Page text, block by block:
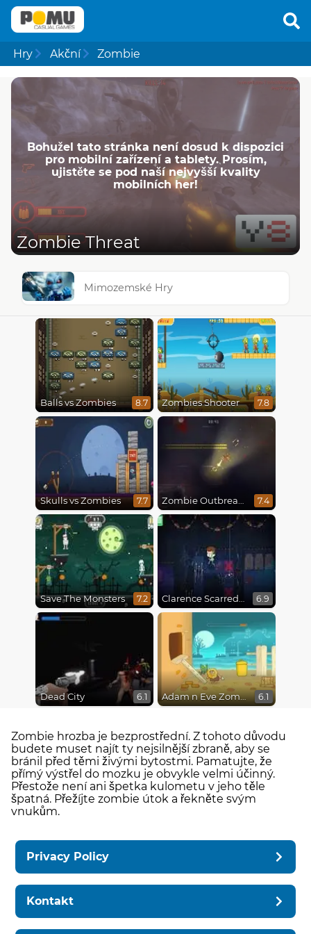
Hry Akční Zombie
Bohužel tato stránka není dosud k dispozici
pro mobilní zařízení a tablety. Prosím,
ujistěte se pod naší nejvyšší kvality
mobilních her!
Zombie Threat
Mimozemské Hry
Balls vs Zombies 8.7 Zombies Shooter 7.8
Skulls vs Zombies 7.7 Zombie Outbreak Arena 7.4
Save The Monsters 7.2 Clarence Scarred Silly 6.9
Dead City 6.1 Adam n Eve Zombies 6.1
Zombie hrozba je bezprostřední. Z tohoto důvodu
budete muset najít ty nejsilnější zbraně, aby se
bránil před těmi živými bytostmi. Pamatujte, že
přímý výstřel do mozku je obvykle velmi účinný.
Přestože není ani špetka kulometu v jeho těle
špatná. Přežíjte zombie útok a řekněte svým
vnukům.
Privacy Policy
Kontakt